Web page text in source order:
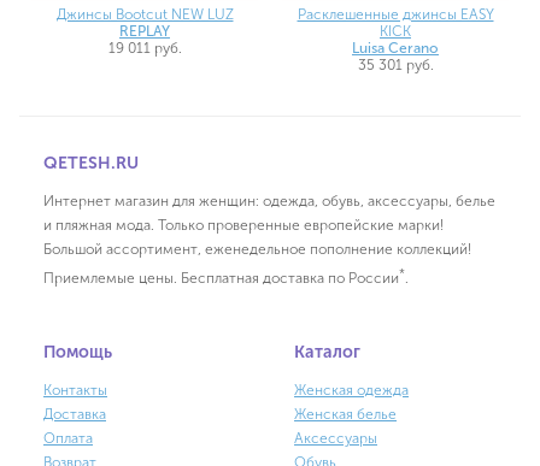
Джинсы Bootcut NEW LUZ
REPLAY
19 011 руб.
Расклешенные джинсы EASY
KICK
Luisa Cerano
35 301 руб.
QETESH.RU
Интернет магазин для женщин: одежда, обувь, аксессуары, белье
и пляжная мода. Только проверенные европейские марки!
Большой ассортимент, еженедельное пополнение коллекций!
Приемлемые цены. Бесплатная доставка по России*.
Помощь
Контакты
Доставка
Оплата
Возврат
Каталог
Женская одежда
Женская белье
Аксессуары
Обувь